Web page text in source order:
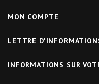
MON COMPTE
LETTRE
INFORMATIONS SUR